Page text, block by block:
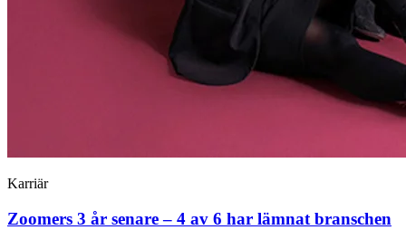
Karriär
Zoomers 3 år senare – 4 av 6 har lämnat branschen